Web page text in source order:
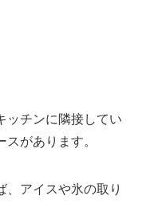
ッチンに隣接してい
があります。
、アイスや氷の取り